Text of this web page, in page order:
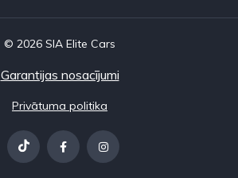
© 2026 SIA Elite Cars
Garantijas nosacījumi
Privātuma politika